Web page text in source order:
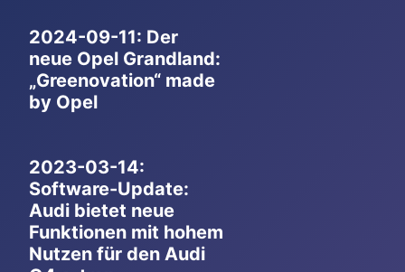
2024-09-11: Der
neue Opel Grandland:
„Greenovation“ made
by Opel
2023-03-14:
Software-Update:
Audi bietet neue
Funktionen mit hohem
Nutzen für den Audi